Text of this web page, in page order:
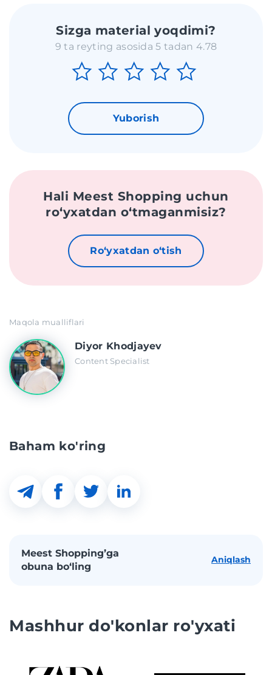
Sizga material yoqdimi?
9 ta reyting asosida 5 tadan 4.78
Yuborish
Hali Meest Shopping uchun
roʻyxatdan oʻtmaganmisiz?
Roʻyxatdan oʻtish
Maqola mualliflari
Diyor Khodjayev
Content Specialist
Baham ko'ring
Meest Shopping’ga
obuna bo‘ling
Aniqlash
Mashhur do'konlar ro'yxati